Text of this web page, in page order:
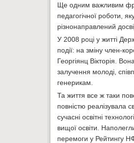
Ще одним важливим
педагогічної роботи,
різнонаправлений
У 2008 році у житті
події: на зміну член-
Георгіянц Вікторія.
залучення молоді,
генерикам.
Та життя все ж таки
повністю реалізувала
сучасні освітні
вищої освіти.
перемоги у Рейтингу